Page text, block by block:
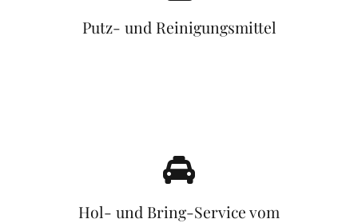
Putz- und Reinigungsmittel
Hol- und Bring-Service vom